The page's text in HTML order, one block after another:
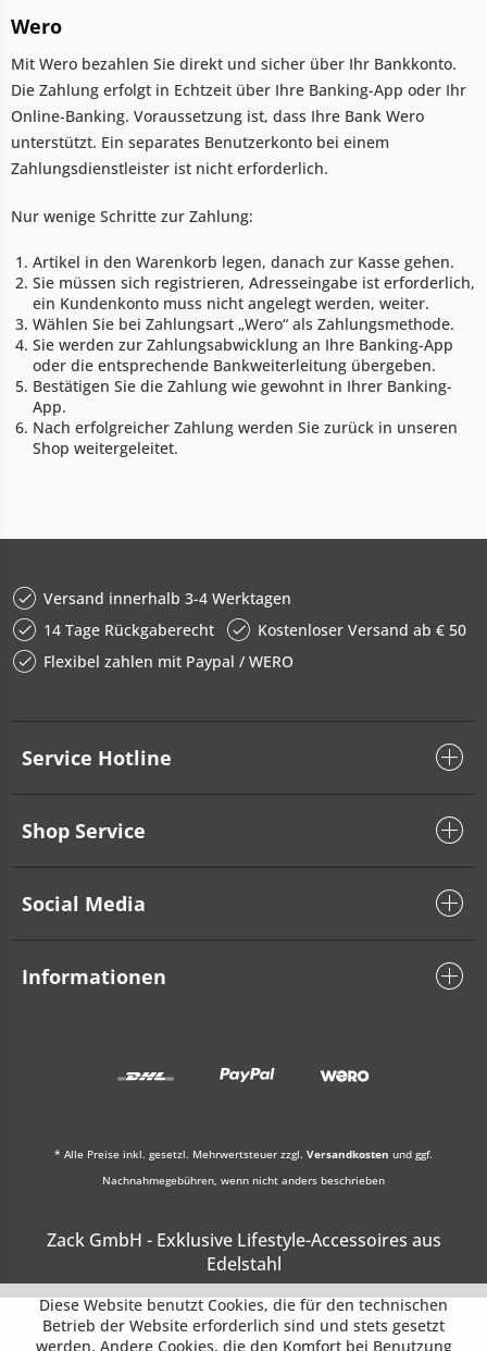
Wero
Mit Wero bezahlen Sie direkt und sicher über Ihr Bankkonto.
Die Zahlung erfolgt in Echtzeit über Ihre Banking-App oder Ihr
Online-Banking. Voraussetzung ist, dass Ihre Bank Wero
unterstützt. Ein separates Benutzerkonto bei einem
Zahlungsdienstleister ist nicht erforderlich.
Nur wenige Schritte zur Zahlung:
Artikel in den Warenkorb legen, danach zur Kasse gehen.
Sie müssen sich registrieren, Adresseingabe ist erforderlich,
ein Kundenkonto muss nicht angelegt werden, weiter.
Wählen Sie bei Zahlungsart „Wero“ als Zahlungsmethode.
Sie werden zur Zahlungsabwicklung an Ihre Banking-App
oder die entsprechende Bankweiterleitung übergeben.
Bestätigen Sie die Zahlung wie gewohnt in Ihrer Banking-
App.
Nach erfolgreicher Zahlung werden Sie zurück in unseren
Shop weitergeleitet.
Versand innerhalb 3-4 Werktagen
14 Tage Rückgaberecht
Kostenloser Versand ab € 50
Flexibel zahlen mit Paypal / WERO
Service Hotline
Shop Service
Social Media
Informationen
* Alle Preise inkl. gesetzl. Mehrwertsteuer zzgl. Versandkosten und ggf.
Nachnahmegebühren, wenn nicht anders beschrieben
Zack GmbH - Exklusive Lifestyle-Accessoires aus
Edelstahl
Diese Website benutzt Cookies, die für den technischen
Betrieb der Website erforderlich sind und stets gesetzt
werden. Andere Cookies, die den Komfort bei Benutzung